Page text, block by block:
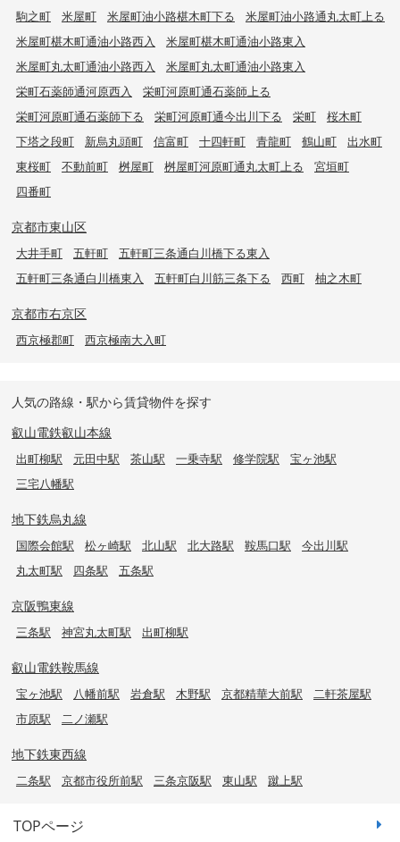
駒之町
米屋町 米屋町油小路椹木町下る
米屋町油小路通丸太町上る
米屋町椹木町通油小路西入
米屋町椹木町通油小路東入
米屋町丸太町通油小路西入
米屋町丸太町通油小路東入
栄町石薬師通河原西入
栄町河原町通石薬師上る
栄町河原町通石薬師下る
栄町河原町通今出川下る 栄町
桜木町
下塔之段町
新烏丸頭町 信富町 十四軒町 青龍町 鶴山町
出水町
東桜町
不動前町 桝屋町 桝屋町河原町通丸太町上る
宮垣町
四番町
京都市東山区
大井手町 五軒町
五軒町三条通白川橋下る東入
五軒町三条通白川橋東入
五軒町白川筋三条下る 西町 柚之木町
京都市右京区
西京極郡町 西京極南大入町
人気の路線・駅から賃貸物件を探す
叡山電鉄叡山本線
出町柳駅 元田中駅 茶山駅 一乗寺駅 修学院駅
宝ヶ池駅
三宅八幡駅
地下鉄烏丸線
国際会館駅 松ヶ崎駅 北山駅 北大路駅 鞍馬口駅
今出川駅
丸太町駅
四条駅 五条駅
京阪鴨東線
三条駅 神宮丸太町駅 出町柳駅
叡山電鉄鞍馬線
宝ヶ池駅 八幡前駅 岩倉駅 木野駅 京都精華大前駅
二軒茶屋駅
市原駅
二ノ瀬駅
地下鉄東西線
二条駅 京都市役所前駅 三条京阪駅 東山駅 蹴上駅
TOPページ